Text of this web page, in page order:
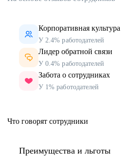
Корпоративная культура
У 2.4% работодателей
Лидер обратной связи
У 0.4% работодателей
Забота о сотрудниках
У 1% работодателей
Что говорят сотрудники
Преимущества и льготы